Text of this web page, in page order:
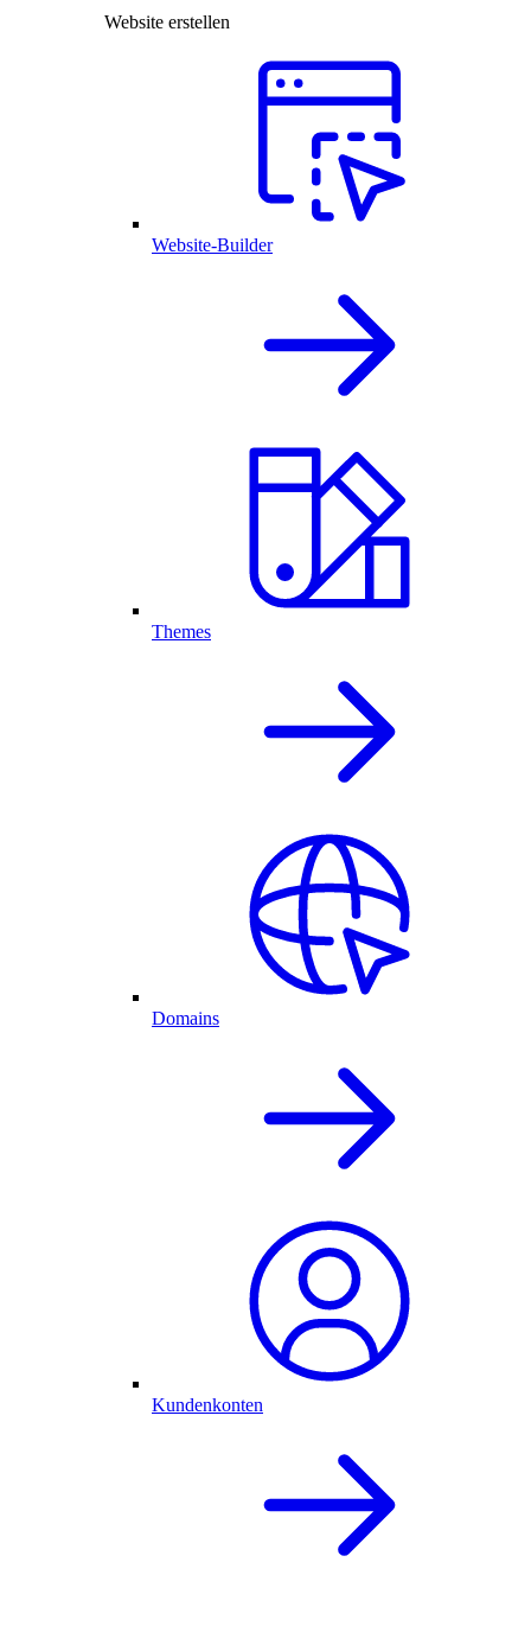
Website erstellen
Website-Builder
Themes
Domains
Kundenkonten